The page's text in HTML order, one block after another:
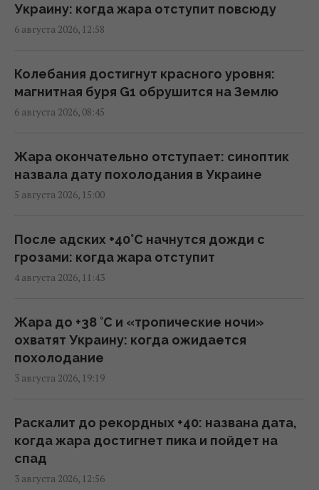
Инцидент в Лейпциге: в Германии
перевозил боеприпасы
08:32 пятница, 07 августа 2026
получил $22 миллиарда сверхприбыли, -
Bloomberg
08:08 пятница, 07 августа 2026
Трамп пришел в ярость от утечки
информации об истощении запасов
оружия в США, - CNN
Путин может напасть на НАТО уже осенью:
разведка США опубликовала новый
прогноз, - WSJ
Удары России по кораблям в Черном море:
в FP раскрыли последствия
04:37 пятница, 07 августа 2026
Украину: когда жара отступит повсюду
6 августа 2026, 12:58
Колебания достигнут красного уровня:
магнитная буря G1 обрушится на Землю
6 августа 2026, 08:45
Жара окончательно отступает: синоптик
назвала дату похолодания в Украине
5 августа 2026, 15:00
После адских +40°C начнутся дожди с
грозами: когда жара отступит
4 августа 2026, 11:43
Жара до +38 °С и «тропические ночи»
охватят Украину: когда ожидается
похолодание
3 августа 2026, 19:19
Раскалит до рекордных +40: названа дата,
когда жара достигнет пика и пойдет на
спад
3 августа 2026, 12:56